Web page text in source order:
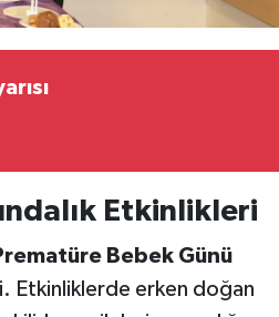
Etkinlikleri
Bebek Günü
Etkinliklerde erken doğan